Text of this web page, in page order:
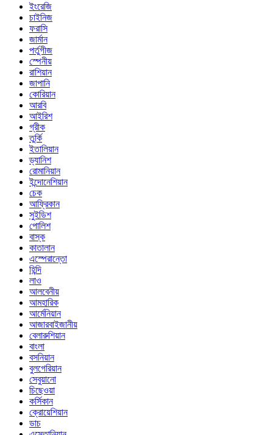
ইংরেজি
চাইনিজ
ফরাসি
জার্মান
পর্তুগীজ
স্পেনীয়
রাশিয়ান
জাপানি
কোরিয়ান
আরবি
আইরিশ
গ্রীক
তুর্কি
ইতালিয়ান
ড্যানিশ
রোমানিয়ান
ইন্দোনেশিয়ান
চেক
আফ্রিকান
সুইডিশ
পোলিশ
বাস্ক
কাতালান
এস্পেরান্তো
হিন্দি
লাও
আলবেনীয়
আমহারিক
আর্মেনিয়ান
আজারবাইজানীয়
বেলারুশিয়ান
বাংলা
বসনিয়ান
বুলগেরিয়ান
সেবুয়ানো
চিছেওয়া
কর্সিকান
ক্রোয়েশিয়ান
ডাচ